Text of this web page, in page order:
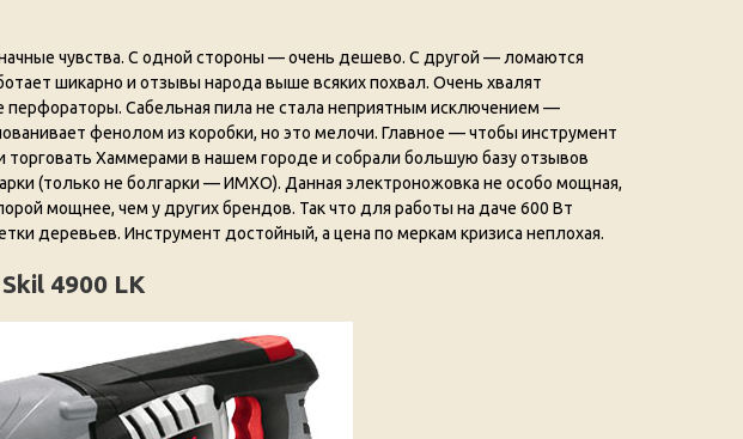
чувства. С одной стороны — очень дешево. С другой — ломаются
шикарно и отзывы народа выше всяких похвал. Очень хвалят
перфораторы. Сабельная пила не стала неприятным исключением —
фенолом из коробки, но это мелочи. Главное — чтобы инструмент
Хаммерами в нашем городе и собрали большую базу отзывов
(только не болгарки — ИМХО). Данная электроножовка не особо мощная,
мощнее, чем у других брендов. Так что для работы на даче 600 Вт
деревьев. Инструмент достойный, а цена по меркам кризиса неплохая.
Skil 4900 LK